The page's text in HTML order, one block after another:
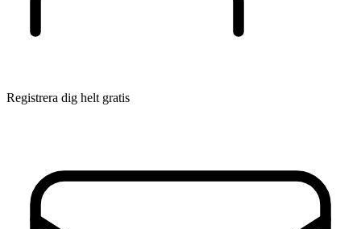
Registrera dig helt gratis